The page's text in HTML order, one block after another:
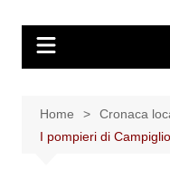
Home
Cronaca
I pompieri di